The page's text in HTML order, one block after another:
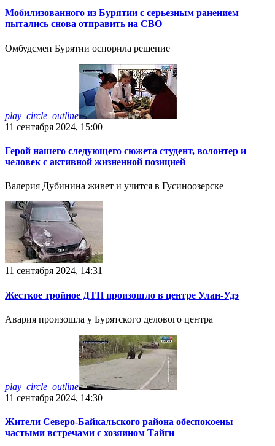
Мобилизованного из Бурятии с серьезным ранением
пытались снова отправить на СВО
Омбудсмен Бурятии оспорила решение
play_circle_outline
11 сентября 2024, 15:00
Герой нашего следующего сюжета студент, волонтер и
человек с активной жизненной позицией
Валерия Дубинина живет и учится в Гусиноозерске
11 сентября 2024, 14:31
Жесткое тройное ДТП произошло в центре Улан-Удэ
Авария произошла у Бурятского делового центра
play_circle_outline
11 сентября 2024, 14:30
Жители Северо-Байкальского района обеспокоены
частыми встречами с хозяином Тайги